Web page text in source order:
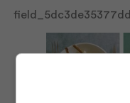
field_5dc3de35377dd